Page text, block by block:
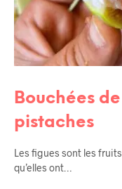
Bouchées
pistaches
Les figues sont les
qu’elles ont…